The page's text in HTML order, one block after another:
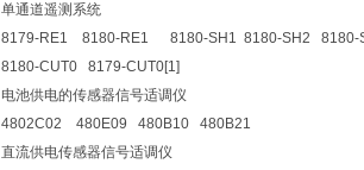
单通道遥测系统
8179-RE1 8180-RE1 8180-SH1 8180-SH2 8180-
8180-CUT0 8179-CUT0[1]
电池供电的传感器信号适调仪
4802C02 480E09 480B10 480B21
直流供电传感器信号适调仪